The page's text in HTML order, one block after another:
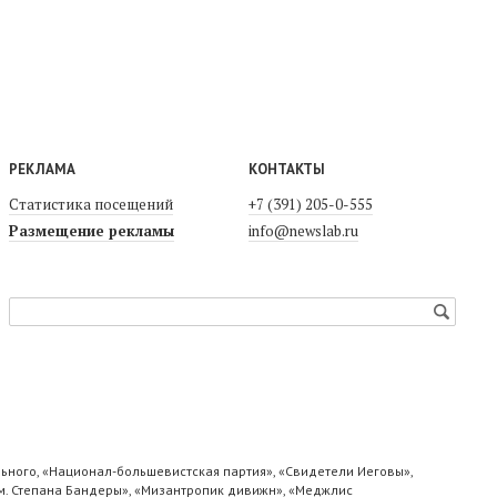
РЕКЛАМА
Статистика посещений
Размещение рекламы
КОНТАКТЫ
+7 (391) 205-0-555
info@newslab.ru
«Национал-большевистская партия», «Свидетели Иеговы»,
Степана Бандеры», «Мизантропик дивижн», «Меджлис